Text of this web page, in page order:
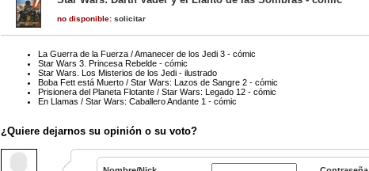
no disponible: solicitar
La Guerra de la Fuerza / Amanecer de los Jedi 3 - cómic
Star Wars 3. Princesa Rebelde - cómic
Star Wars. Los Misterios de los Jedi - ilustrado
Boba Fett está Muerto / Star Wars: Lazos de Sangre 2 - cómic
Prisionera del Planeta Flotante / Star Wars: Legado 12 - cómic
En Llamas / Star Wars: Caballero Andante 1 - cómic
¿Quiere dejarnos su opinión o su voto?